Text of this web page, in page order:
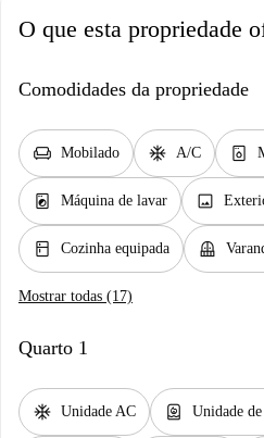
O que esta propriedade
Comodidades da propriedade
chair Mobilado ac_unit A/C dishwasher_gen
local_laundry_service Máquina de lavar image
kitchen Cozinha equipada balcony
Mostrar todas (17)
Quarto 1
ac_unit Unidade AC water_heater Unidade